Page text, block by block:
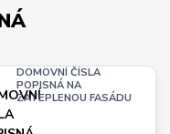
DOMOVNÍ ČÍSLA
POPISNÁ NA
ZATEPLENOU FASÁDU